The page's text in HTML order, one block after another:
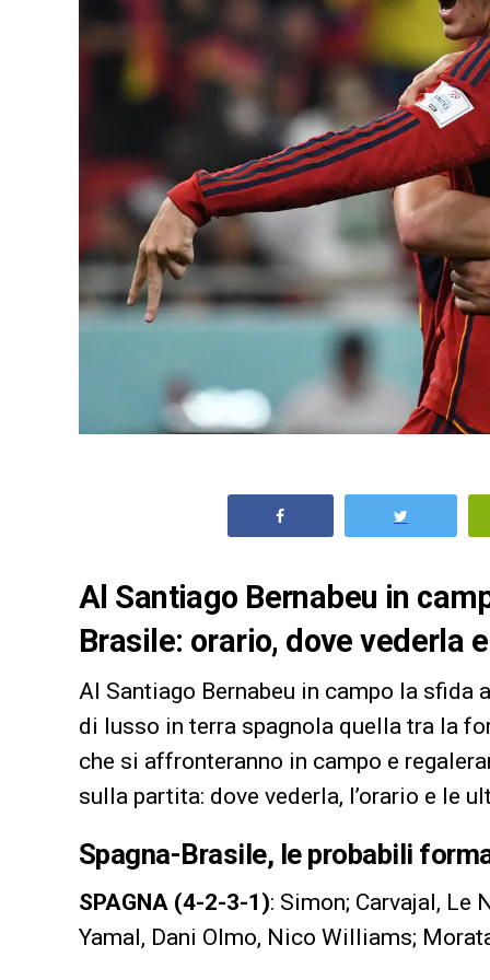
Al Santiago Bernabeu in
Brasile: orario, dove vederla
Al Santiago Bernabeu in campo la sfida
di lusso in terra spagnola quella tra la
che si affronteranno in campo e
sulla partita: dove vederla, l’orario e le
Spagna-Brasile, le probabili
SPAGNA (4-2-3-1): Simon; Carvajal, Le
Yamal, Dani Olmo, Nico Williams;